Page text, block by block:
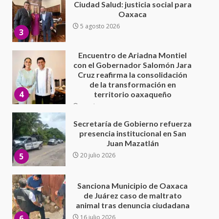
4
con el Gobernador Salomón Jara
Cruz reafirma la consolidación
de la transformación en
5
Secretaría de Gobierno refuerza
presencia institucional en San
Juan Mazatlán
20 julio 2026
6
Sanciona Municipio de Oaxaca
de Juárez caso de maltrato
animal tras denuncia ciudadana
16 julio 2026
California; FGR lo investiga por
presuntos delitos de
delincuencia organizada y